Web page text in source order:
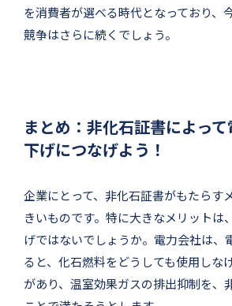
を消費者が選べる時代となっており、
競争はさらに続くでしょう。
まとめ：非化石証書によっ
下げにつなげよう！
企業にとって、非化石証書がもたらす
きいものです。特に大きなメリットは
げではないでしょうか。電力会社は、
ると、化石燃料をどうしても使用しな
があり、温室効果ガスの排出抑制を、